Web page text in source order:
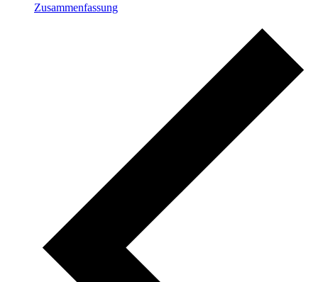
Zusammenfassung